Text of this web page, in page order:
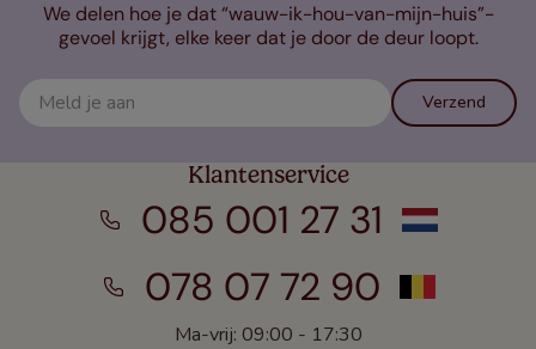
We delen hoe je dat “wauw-ik-hou-van-mijn-huis”-
gevoel krijgt, elke keer dat je door de deur loopt.
Verzend
Klantenservice
085 001 27 31
078 07 72 90
Ma-vrij: 09:00 - 17:30